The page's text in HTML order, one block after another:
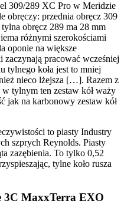
309/289 XC Pro w Meridzie
obręczy: przednia obręcz 309
obręcz 289 ma 28 mm
różnymi szerokościami
oponie na większe
zaczynają pracować wcześniej
tylnego koła jest to mniej
nieco lżejsza […]. Razem z
tylnym ten zestaw kół waży
jak na karbonowy zestaw kół
to piasty Industry
szprych Reynolds. Piasty
zazębienia. To tylko 0,52
tylne koło rusza
3C MaxxTerra EXO